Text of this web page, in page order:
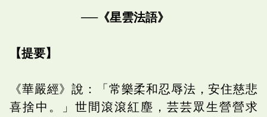
──《星雲法語》
【提要】
《華嚴經》說：「常樂柔和忍辱法，安住慈悲
喜捨中。」世間滾滾紅塵，芸芸眾生營營求